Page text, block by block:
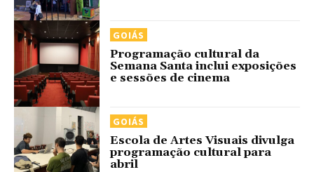
GOIÁS
Programação cultural da
Semana Santa inclui exposições
e sessões de cinema
GOIÁS
Escola de Artes Visuais divulga
programação cultural para
abril